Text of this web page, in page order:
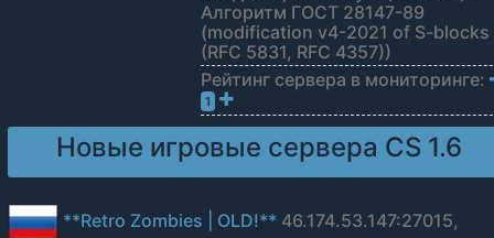
Алгоритм ГОСТ 28147-89
(modification v4-2021 of S-blocks
(RFC 5831, RFC 4357))
Рейтинг сервера в мониторинге:
1
Новые игровые сервера CS 1.6
**Retro Zombies | OLD!** 46.174.53.147:27015,